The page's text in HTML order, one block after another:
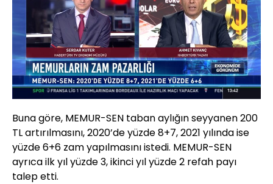
Sesi
Aç
Yüklendi:
0.00%
Oynatma
Hızı
Buna göre, MEMUR-SEN taban aylığın seyyanen 200
TL artırılmasını, 2020’de yüzde 8+7, 2021 yılında ise
yüzde 6+6 zam yapılmasını istedi. MEMUR-SEN
ayrıca ilk yıl yüzde 3, ikinci yıl yüzde 2 refah payı
talep etti.